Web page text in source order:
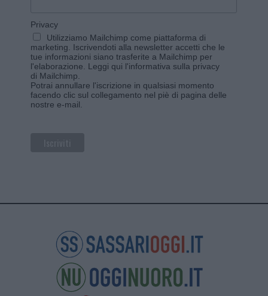
Privacy
Utilizziamo Mailchimp come piattaforma di
marketing. Iscrivendoti alla newsletter accetti che le
tue informazioni siano trasferite a Mailchimp per
l'elaborazione. Leggi qui l'informativa sulla privacy
di Mailchimp
Potrai annullare l'iscrizione in qualsiasi momento
facendo clic sul collegamento nel piè di pagina delle
nostre e-mail.